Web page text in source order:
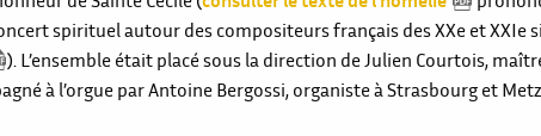
spirituel autour des compositeurs français des XXe et XXIe
). L’ensemble était placé sous la direction de Julien Courtois,
à l’orgue par Antoine Bergossi, organiste à Strasbourg et